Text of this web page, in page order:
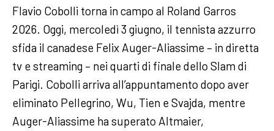
Flavio Cobolli torna in campo al Roland Garros
2026. Oggi, mercoledì 3 giugno, il tennista azzurro
sfida il canadese Felix Auger-Aliassime – in diretta
tv e streaming – nei quarti di finale dello Slam di
Parigi. Cobolli arriva all’appuntamento dopo aver
eliminato Pellegrino, Wu, Tien e Svajda, mentre
Auger-Aliassime ha superato Altmaier,